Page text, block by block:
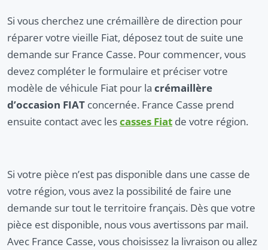
Si vous cherchez une crémaillère de direction pour
réparer votre vieille Fiat, déposez tout de suite une
demande sur France Casse. Pour commencer, vous
devez compléter le formulaire et préciser votre
modèle de véhicule Fiat pour la crémaillère
d’occasion FIAT concernée. France Casse prend
ensuite contact avec lescasses Fiat de votre région.
Si votre pièce n’est pas disponible dans une casse de
votre région, vous avez la possibilité de faire une
demande sur tout le territoire français. Dès que votre
pièce est disponible, nous vous avertissons par mail.
Avec France Casse, vous choisissez la livraison ou allez